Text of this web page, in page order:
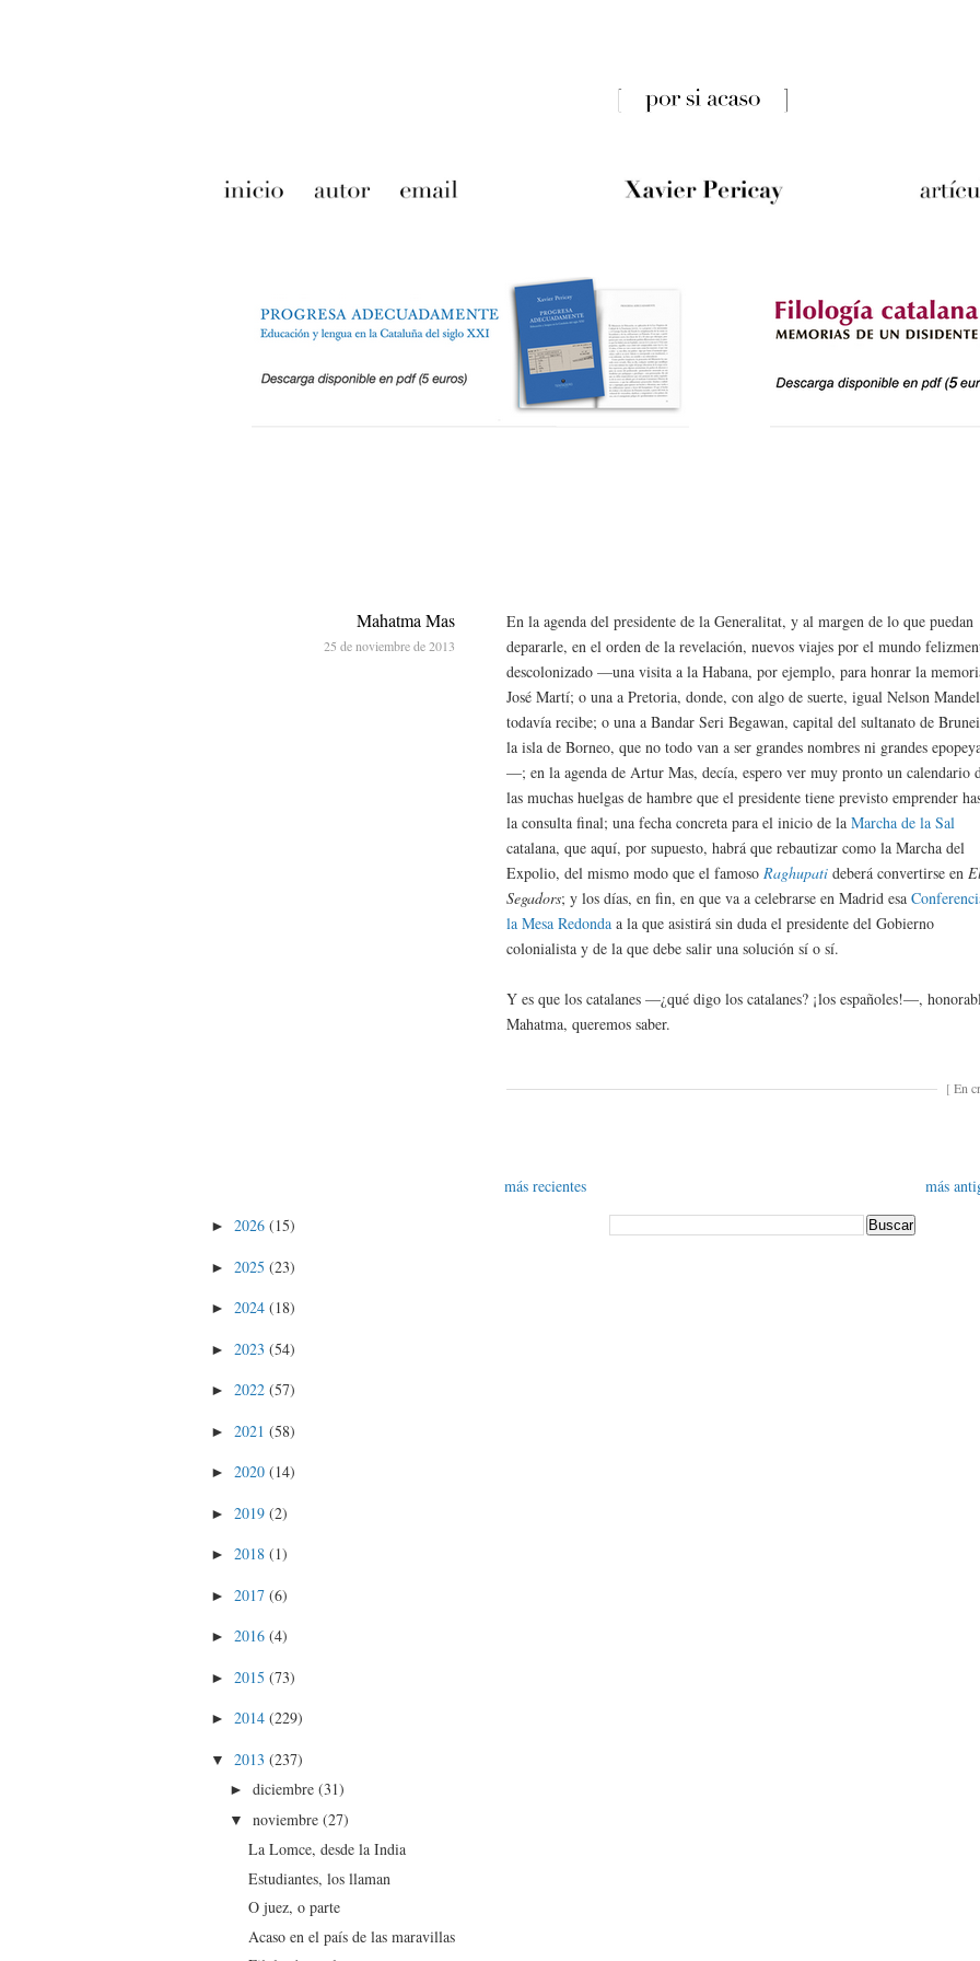
En la agenda del presidente de la Generalitat, y al margen de lo que puedan
depararle, en el orden de la revelación, nuevos viajes por el mundo
descolonizado —una visita a la Habana, por ejemplo, para honrar la
José Martí; o una a Pretoria, donde, con algo de suerte, igual Nelson
todavía recibe; o una a Bandar Seri Begawan, capital del sultanato de
la isla de Borneo, que no todo van a ser grandes nombres ni grandes
—; en la agenda de Artur Mas, decía, espero ver muy pronto un calendario
las muchas huelgas de hambre que el presidente tiene previsto emprender
la consulta final; una fecha concreta para el inicio de laMarcha de la Sal
catalana, que aquí, por supuesto, habrá que rebautizar como la Marcha del
Expolio, del mismo modo que el famosoRaghupati deberá convertirse en
Segadors; y los días, en fin, en que va a celebrarse en Madrid esa
la Mesa Redonda a la que asistirá sin duda el presidente del Gobierno
colonialista y de la que debe salir una solución sí o sí.
Y es que los catalanes —¿qué digo los catalanes? ¡los españoles!—,
Mahatma, queremos saber.
[En
Mahatma Mas
25 de noviembre de 2013
más recientes más
►2026(15)
►2025(23)
►2024(18)
►2023(54)
►2022(57)
►2021(58)
►2020(14)
►2019(2)
►2018(1)
►2017(6)
►2016(4)
►2015(73)
►2014(229)
▼2013(237)
►diciembre(31)
▼noviembre(27)
La Lomce, desde la India
Estudiantes, los llaman
O juez, o parte
Acaso en el país de las maravillas